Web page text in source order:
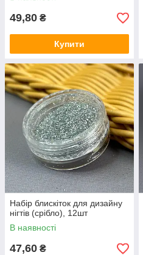
49,80 ₴
Купити
Набір блискіток для дизайну
нігтів (срібло), 12шт
В наявності
47,60 ₴